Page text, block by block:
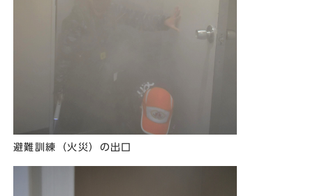
避難訓練（火災）の出口